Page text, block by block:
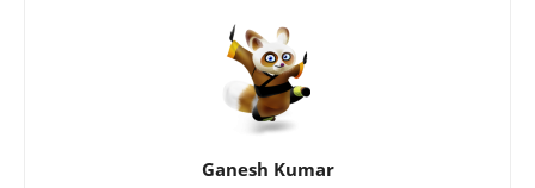
Ganesh Kumar